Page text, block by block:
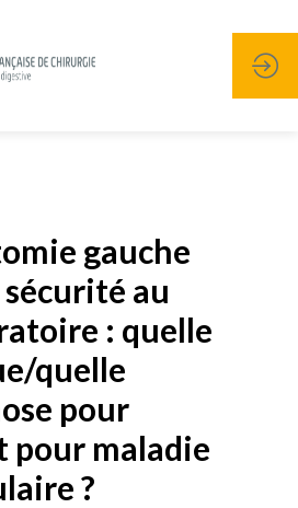
gauche
au
: quelle
quelle
pour
pour maladie
?